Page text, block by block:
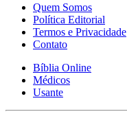
Quem Somos
Política Editorial
Termos e Privacidade
Contato
Bíblia Online
Médicos
Usante